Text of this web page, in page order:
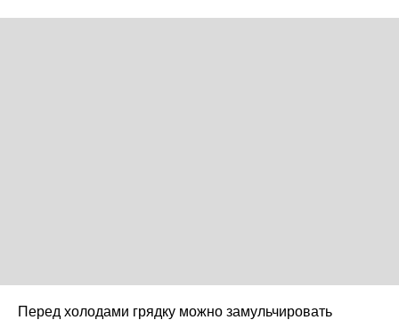
Перед холодами грядку можно замульчировать